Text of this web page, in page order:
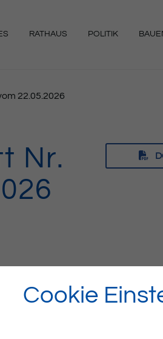
RATHAUS POLITIK
22.05.2026
Nr.
Cookie